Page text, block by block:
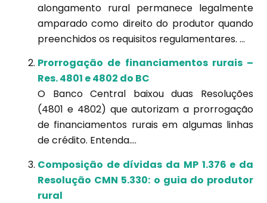
alongamento rural permanece legalmente
amparado como direito do produtor quando
preenchidos os requisitos regulamentares. ...
Prorrogação de financiamentos rurais –
Res. 4801 e 4802 do BC
O Banco Central baixou duas Resoluções
(4801 e 4802) que autorizam a prorrogação
de financiamentos rurais em algumas linhas
de crédito. Entenda....
Composição de dívidas da MP 1.376 e da
Resolução CMN 5.330: o guia do produtor
rural